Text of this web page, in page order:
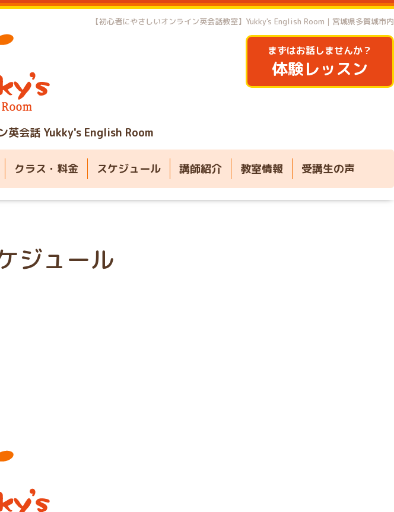
英会話 Yukky's English Room
【初心者にやさしいオンライン英会話教室】Yukky's English Room｜宮城県多賀城市内
まずはお話しませんか？
体験レッスン
クラス・料金 スケジュール 講師紹介 教室情報 受講生の声
ジュール